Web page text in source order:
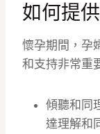
如何提
懷孕期間，孕
和支持非常重
傾聽和同
達理解和